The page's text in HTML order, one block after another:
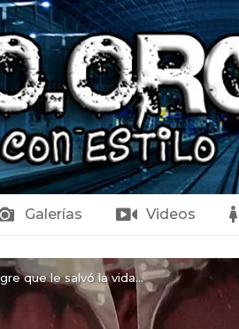
Galerías Videos
que le salvó la vida...